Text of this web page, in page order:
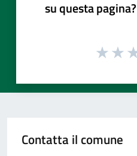
su questa pagina?
Contatta il comune